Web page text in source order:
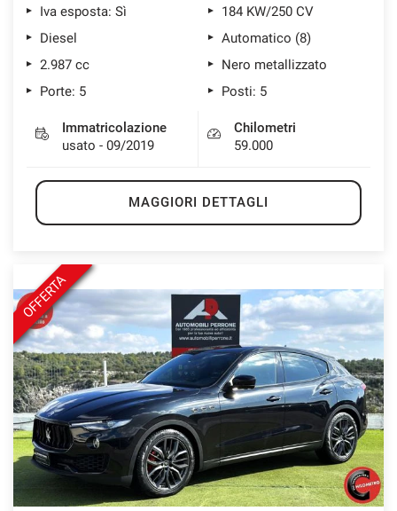
Iva esposta: Sì
184 KW/250 CV
Diesel
Automatico (8)
2.987 cc
Nero metallizzato
Porte: 5
Posti: 5
Immatricolazione
usato - 09/2019
Chilometri
59.000
MAGGIORI DETTAGLI
OFFERTA